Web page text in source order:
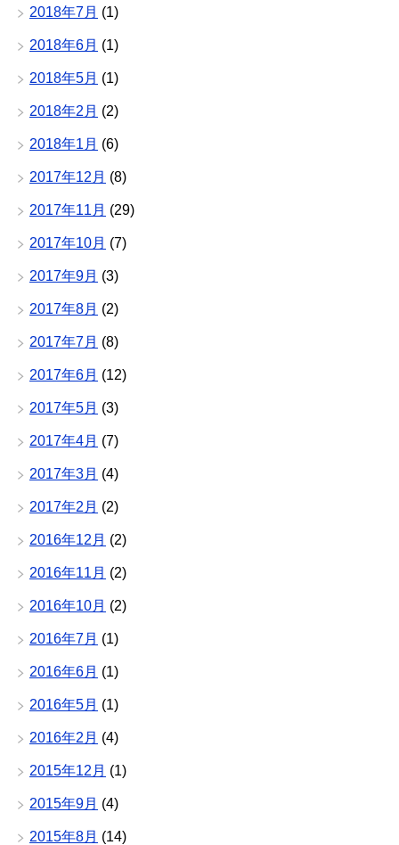
2018年7月 (1)
2018年6月 (1)
2018年5月 (1)
2018年2月 (2)
2018年1月 (6)
2017年12月 (8)
2017年11月 (29)
2017年10月 (7)
2017年9月 (3)
2017年8月 (2)
2017年7月 (8)
2017年6月 (12)
2017年5月 (3)
2017年4月 (7)
2017年3月 (4)
2017年2月 (2)
2016年12月 (2)
2016年11月 (2)
2016年10月 (2)
2016年7月 (1)
2016年6月 (1)
2016年5月 (1)
2016年2月 (4)
2015年12月 (1)
2015年9月 (4)
2015年8月 (14)